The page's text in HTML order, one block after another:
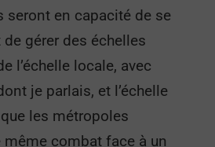
seront en capacité de se
gérer des échelles
l’échelle locale, avec
je parlais, et l’échelle
les métropoles
combat face à un